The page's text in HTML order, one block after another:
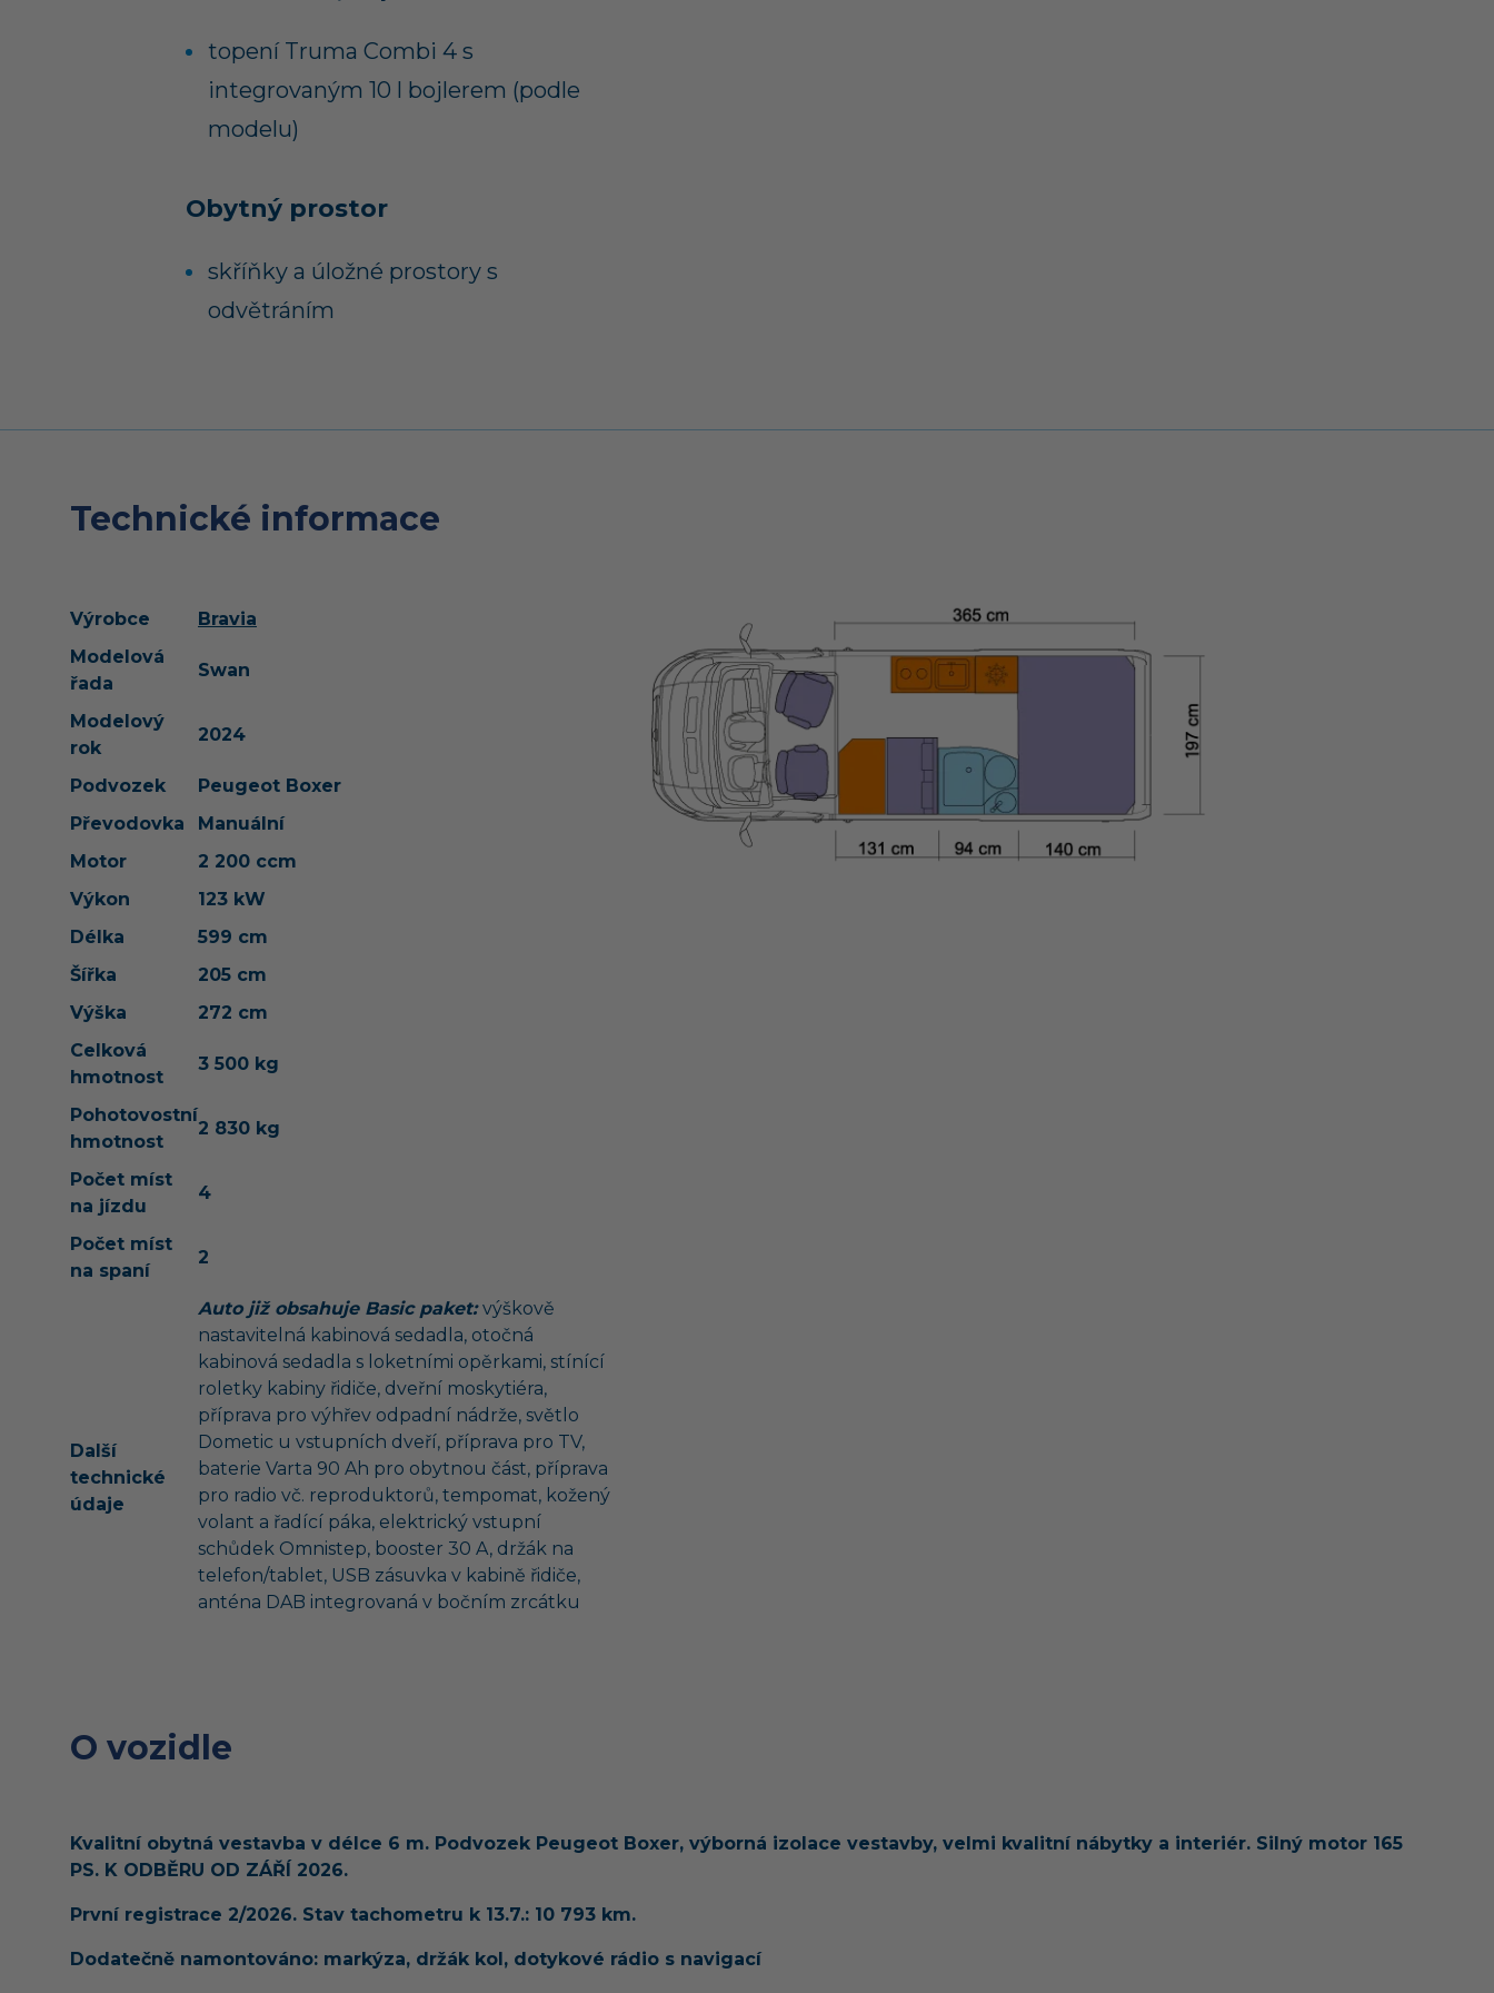
topení Truma Combi 4 s
integrovaným 10 l bojlerem (podle
modelu)
Obytný prostor
skříňky a úložné prostory s
odvětráním
Technické informace
Výrobce
Bravia
Modelová
řada
Swan
Modelový
rok
2024
Podvozek
Peugeot Boxer
Převodovka
Manuální
Motor
2 200 ccm
Výkon
123 kW
Délka
599 cm
Šířka
205 cm
Výška
272 cm
Celková
hmotnost
3 500 kg
Pohotovostní
hmotnost
2 830 kg
Počet míst
na jízdu
4
Počet míst
na spaní
2
Další
technické
údaje
Auto již obsahuje Basic paket: výškově
nastavitelná kabinová sedadla, otočná
kabinová sedadla s loketními opěrkami, stínící
roletky kabiny řidiče, dveřní moskytiéra,
příprava pro výhřev odpadní nádrže, světlo
Dometic u vstupních dveří, příprava pro TV,
baterie Varta 90 Ah pro obytnou část, příprava
pro radio vč. reproduktorů, tempomat, kožený
volant a řadící páka, elektrický vstupní
schůdek Omnistep, booster 30 A, držák na
telefon/tablet, USB zásuvka v kabině řidiče,
anténa DAB integrovaná v bočním zrcátku
O vozidle
Kvalitní obytná vestavba v délce 6 m. Podvozek Peugeot Boxer, výborná izolace vestavby, velmi kvalitní nábytky a interiér. Silný motor 165
PS. K ODBĚRU OD ZÁŘÍ 2026.
První registrace 2/2026. Stav tachometru k 13.7.: 10 793 km.
Dodatečně namontováno: markýza, držák kol, dotykové rádio s navigací